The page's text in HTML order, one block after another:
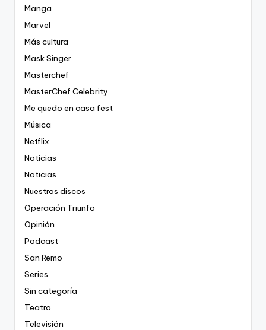
Manga
Marvel
Más cultura
Mask Singer
Masterchef
MasterChef Celebrity
Me quedo en casa fest
Música
Netflix
Noticias
Noticias
Nuestros discos
Operación Triunfo
Opinión
Podcast
San Remo
Series
Sin categoría
Teatro
Televisión